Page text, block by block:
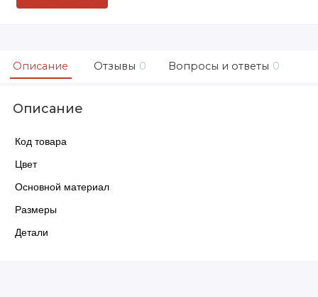
Описание Отзывы 0 Вопросы и ответы 0
Описание
Код товара
Цвет
Основной материал
Размеры
Детали